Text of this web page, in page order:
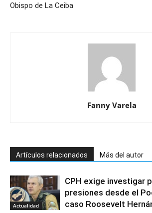
Obispo de La Ceiba
Fanny Varela
Artículos relacionados Más del autor
Actualidad
CPH exige investigar
presiones desde el
caso Roosevelt